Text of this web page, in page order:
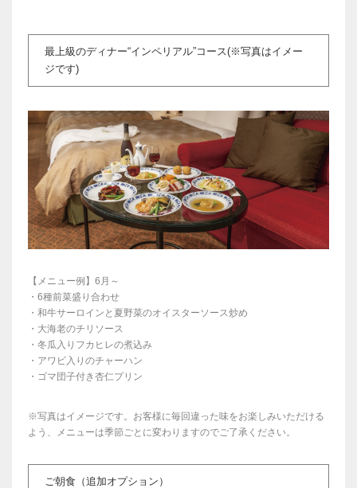
最上級のディナー“インペリアル”コース(※写真はイメー
ジです)
【メニュー例】6月～
・6種前菜盛り合わせ
・和牛サーロインと夏野菜のオイスターソース炒め
・大海老のチリソース
・冬瓜入りフカヒレの煮込み
・アワビ入りのチャーハン
・ゴマ団子付き杏仁プリン
※写真はイメージです。お客様に毎回違った味をお楽しみいただける
よう、メニューは季節ごとに変わりますのでご了承ください。
ご朝食（追加オプション）